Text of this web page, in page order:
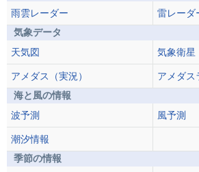
雨雲レーダー
雷レーダ
気象データ
天気図
気象衛星
アメダス（実況）
アメダス
海と風の情報
波予測
風予測
潮汐情報
季節の情報